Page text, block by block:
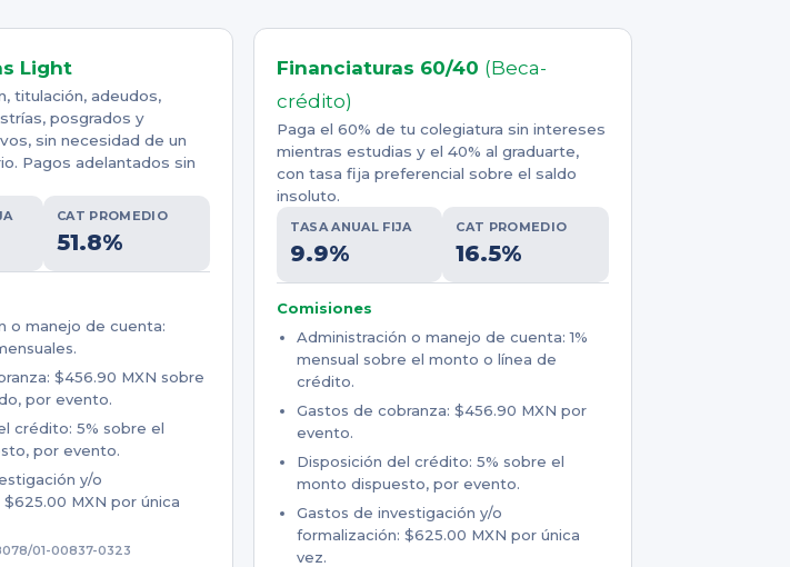
Light
titulación, adeudos,
posgrados y
sin necesidad de un
Pagos adelantados sin
CAT PROMEDIO
51.8%
o manejo de cuenta:
$456.90 MXN sobre
por evento.
crédito: 5% sobre el
por evento.
y/o
MXN por única
01-00837-0323
Financiaturas 60/40 (Beca-
crédito)
Paga el 60% de tu colegiatura sin intereses
mientras estudias y el 40% al graduarte,
con tasa fija preferencial sobre el saldo
insoluto.
TASA ANUAL FIJA
9.9%
CAT PROMEDIO
16.5%
Comisiones
Administración o manejo de cuenta: 1%
mensual sobre el monto o línea de
crédito.
Gastos de cobranza: $456.90 MXN por
evento.
Disposición del crédito: 5% sobre el
monto dispuesto, por evento.
Gastos de investigación y/o
formalización: $625.00 MXN por única
vez.